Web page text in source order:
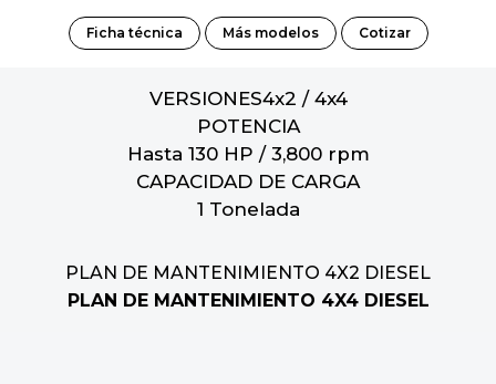
Ficha técnica Más modelos Cotizar
VERSIONES4x2 / 4x4
POTENCIA
Hasta 130 HP / 3,800 rpm
CAPACIDAD DE CARGA
1 Tonelada
PLAN DE MANTENIMIENTO 4X2 DIESEL
PLAN DE MANTENIMIENTO 4X4 DIESEL